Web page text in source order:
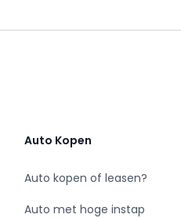
Auto Kopen
Auto kopen of leasen?
Auto met hoge instap